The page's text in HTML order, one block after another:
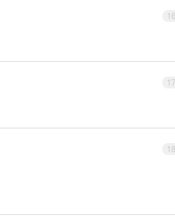
16
17
18